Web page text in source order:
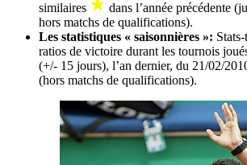
similaires
dans l’année précédente
hors matchs de qualifications).
Les statistiques « saisonnières »:
ratios de victoire durant les tournois
(+/- 15 jours), l’an dernier, du 21/02/
(hors matchs de qualifications).